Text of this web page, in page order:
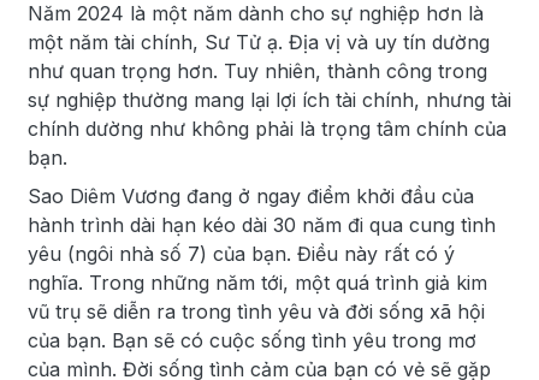
Năm 2024 là một năm dành cho sự nghiệp hơn là
một năm tài chính, Sư Tử ạ. Địa vị và uy tín dường
như quan trọng hơn. Tuy nhiên, thành công trong
sự nghiệp thường mang lại lợi ích tài chính, nhưng tài
chính dường như không phải là trọng tâm chính của
bạn.
Sao Diêm Vương đang ở ngay điểm khởi đầu của
hành trình dài hạn kéo dài 30 năm đi qua cung tình
yêu (ngôi nhà số 7) của bạn. Điều này rất có ý
nghĩa. Trong những năm tới, một quá trình giả kim
vũ trụ sẽ diễn ra trong tình yêu và đời sống xã hội
của bạn. Bạn sẽ có cuộc sống tình yêu trong mơ
của mình. Đời sống tình cảm của bạn có vẻ sẽ gặp